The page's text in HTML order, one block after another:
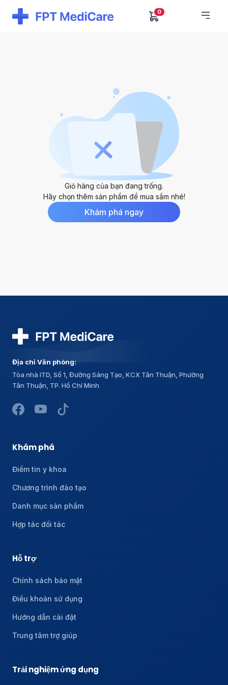
0
Giỏ hàng của bạn đang trống.
Hãy chọn thêm sản phẩm để mua sắm nhé!
Khám phá ngay
Địa chỉ Văn phòng:
Tòa nhà ITD, Số 1, Đường Sáng Tạo, KCX Tân Thuận, Phường
Tân Thuận, TP. Hồ Chí Minh
Khám phá
Điểm tin y khoa
Chương trình đào tạo
Danh mục sản phẩm
Hợp tác đối tác
Hỗ trợ
Chính sách bảo mật
Điều khoản sử dụng
Hướng dẫn cài đặt
Trung tâm trợ giúp
Trải nghiệm ứng dụng